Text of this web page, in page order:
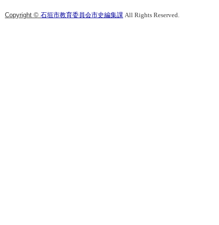
Copyright © 石垣市教育委員会市史編集課 All Rights Reserved.